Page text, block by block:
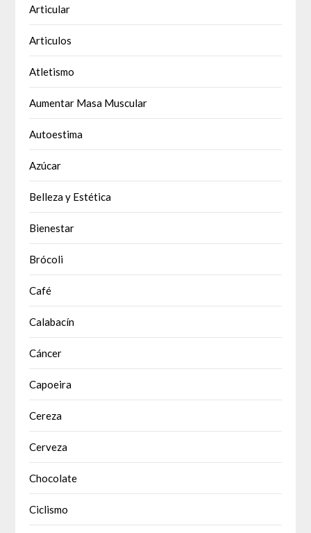
Articular
Articulos
Atletismo
Aumentar Masa Muscular
Autoestima
Azúcar
Belleza y Estética
Bienestar
Brócoli
Café
Calabacín
Cáncer
Capoeira
Cereza
Cerveza
Chocolate
Ciclismo